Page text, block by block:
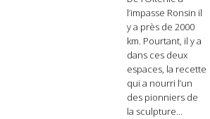
l’impasse Ronsin il
y a près de 2000
km. Pourtant, il y a
dans ces deux
espaces, la recette
qui a nourri l’un
des pionniers de
la sculpture...